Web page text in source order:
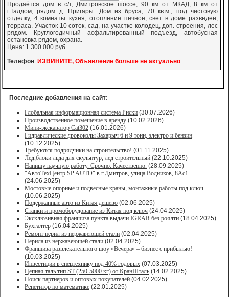
Продаётся дом в с/т, Дмитровское шоссе, 90 км от МКАД, 8 км от
г.Талдом, рядом д. Пригары. Дом из бруса, 70 кв.м., под чистовую
отделку, 4 комнаты+кухня, отопление печное, свет в доме разведен,
терраса. Участок 10 соток, сад, на участке колодец, доп. строения, лес
рядом. Круглогодичный асфальтированный подъезд, автобусная
остановка рядом, охрана.
Цена: 1 300 000 руб....
Телефон: ИЗВИНИТЕ, Объявление больше не актуально
Последние добавления на сайт:
Глобальная информационная система Риски (30.07.2026)
Производственное помещение в аренду (10.02.2026)
Мини-экскаватор Cat302 (16.01.2026)
Гидравлические дровоколы Захарыч 6 и 9 тонн, электро и бензин
(10.12.2025)
Требуются подрядчики на строительство! (01.11.2025)
Лед,блоки льда для скульптур, лед строительный (22.10.2025)
Напишу научную работу. Срочно. Качественно. (28.09.2025)
"АвтоТехЦентр SP AUTO" в г.Дмитров, улица Водников, 8Ас1
(24.06.2025)
Мостовые опорные и подвесные краны, монтажные работы под ключ
(10.06.2025)
Подержанные авто из Китая дешево (02.06.2025)
Станки и промоборудование из Китая под ключ (24.04.2025)
Эксклюзивная франшиза пункта выдачи IGRAR без роялти (18.04.2025)
Бухгалтер (16.04.2025)
Ремонт перил из нержавеющей стали (02.04.2025)
Перила из нержавеющей стали (02.04.2025)
Франшиза развлекательного шоу «Вечера» – бизнес с прибылью!
(10.03.2025)
Инвестиции в спецтехнику под 40% годовых (07.03.2025)
Цепная таль тип ST (250-5000 кг) от КранШталь (14.02.2025)
Поиск партнеров и оптовых покупателей (04.02.2025)
Репетитор по математике (22.01.2025)